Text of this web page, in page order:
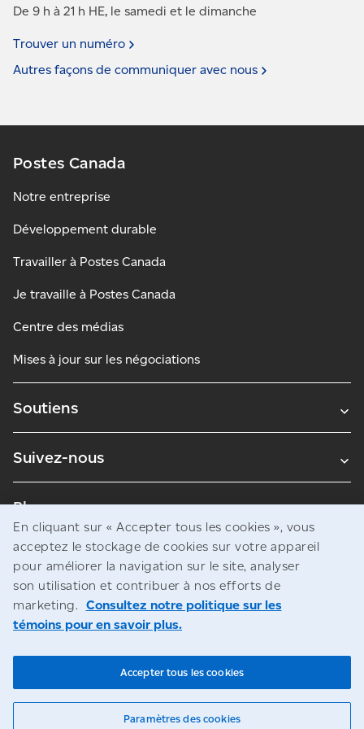
De 9 h à 21 h HE, le samedi et le dimanche
Trouver un numéro
Autres façons de communiquer avec nous
Postes Canada
Notre entreprise
Développement durable
Travailler à Postes Canada
Je travaille à Postes Canada
Centre des médias
Mises à jour sur les négociations
Soutiens
Suivez-nous
Blogues
© Société canadienne des postes
Avis juridiques
Accès à l’information
En cliquant sur « Accepter tous les cookies », vous
acceptez le stockage de cookies sur votre appareil
pour améliorer la navigation sur le site, analyser
son utilisation et contribuer à nos efforts de
marketing. Consultez notre politique sur les
témoins pour en savoir plus.
Paramètres des cookies
Accepter tous les cookies